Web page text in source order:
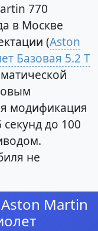
770
в Москве
(Aston
Базовая 5.2 T
модификация
секунд до 100
не
Martin